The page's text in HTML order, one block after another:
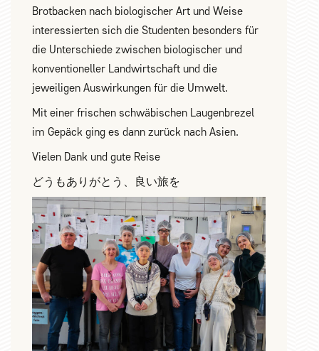
Brotbacken nach biologischer Art und Weise
interessierten sich die Studenten besonders für
die Unterschiede zwischen biologischer und
konventioneller Landwirtschaft und die
jeweiligen Auswirkungen für die Umwelt.
Mit einer frischen schwäbischen Laugenbrezel
im Gepäck ging es dann zurück nach Asien.
Vielen Dank und gute Reise
どうもありがとう、良い旅を